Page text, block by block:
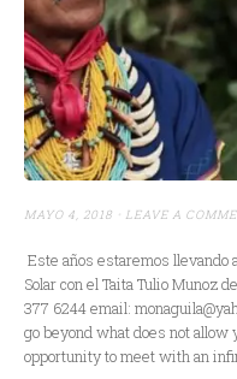
MAYO 4, 2018 LEAVE A
Este años estaremos llevando
Solar con el Taita Tulio Munoz
377 6244 email:
go beyond what does not
opportunity to meet with an